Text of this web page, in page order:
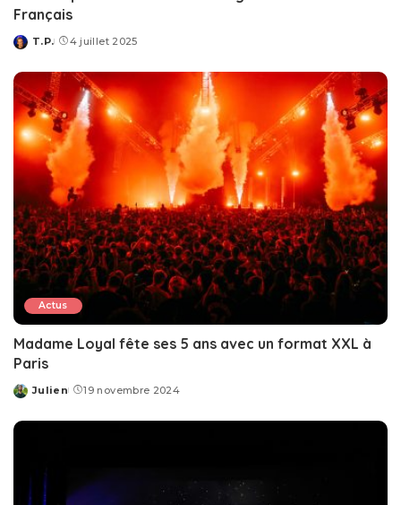
Français
Posted
T.P. 4 juillet 2025
Actus
Madame Loyal fête ses 5 ans avec un format XXL à
Paris
Posted
Julien 19 novembre 2024